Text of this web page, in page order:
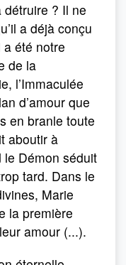
? Il ne
a déjà conçu
a été notre
de la
l’Immaculée
d’amour que
en branle toute
aboutir à
le Démon séduit
tard. Dans le
Marie
la première
amour (...).